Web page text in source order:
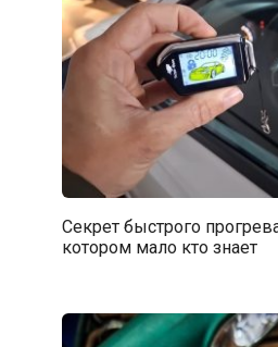
Секрет быстрого
котором мало кто знает